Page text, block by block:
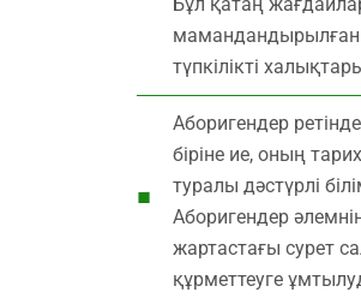
Бұл қатаң
мамандандырылған
түпкілікті
Аборигендер
біріне ие, оның
туралы дәстүрлі
Аборигендер
жартастағы сурет
құрметтеуге